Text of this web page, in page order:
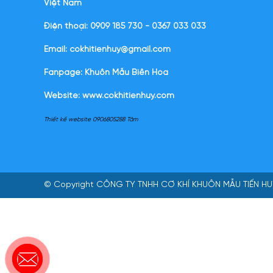
Việt Nam
Điện thoại: 0909 185 730 - 0367 033 033
Email: cokhitienhuy@gmail.com
Fanpage: Khuôn Mẫu Biên Hòa
Website: www.cokhitienhuy.com
Thiết kế website 0906805288 Tâm
© Copyright CÔNG TY TNHH CƠ KHÍ KHUÔN MẪU TIẾN